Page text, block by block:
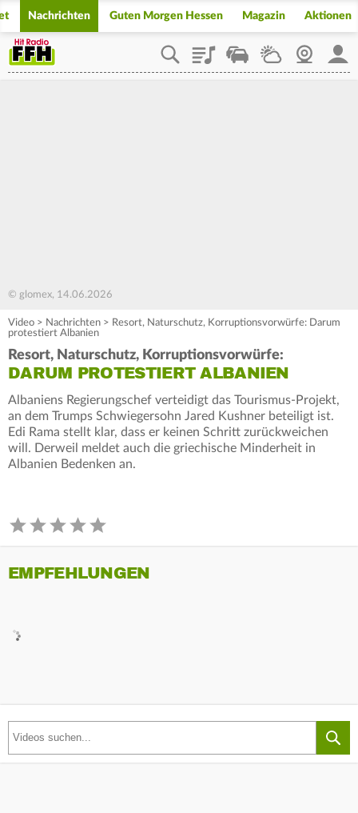
Nachrichten Guten Morgen Hessen Magazin Aktionen
PlaylistStaupilotWetterWebcam
© glomex, 14.06.2026
Video > Nachrichten > Resort, Naturschutz, Korruptionsvorwürfe: Darum
protestiert Albanien
Resort, Naturschutz, Korruptionsvorwürfe:
DARUM PROTESTIERT ALBANIEN
Albaniens Regierungschef verteidigt das Tourismus-Projekt,
an dem Trumps Schwiegersohn Jared Kushner beteiligt ist.
Edi Rama stellt klar, dass er keinen Schritt zurückweichen
will. Derweil meldet auch die griechische Minderheit in
Albanien Bedenken an.
EMPFEHLUNGEN